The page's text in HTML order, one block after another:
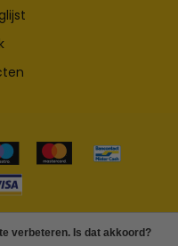
verbeteren. Is dat akkoord?